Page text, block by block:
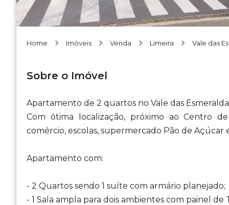
Home Imóveis Venda Limeira Vale das
Sobre o Imóvel
Apartamento de 2 quartos no Vale das
Com ótima localização, próximo ao Centro
comércio, escolas, supermercado Pão de Açúcar
Apartamento com:
- 2 Quartos sendo 1 suíte com armário planejado;
- 1 Sala ampla para dois ambientes com painel de